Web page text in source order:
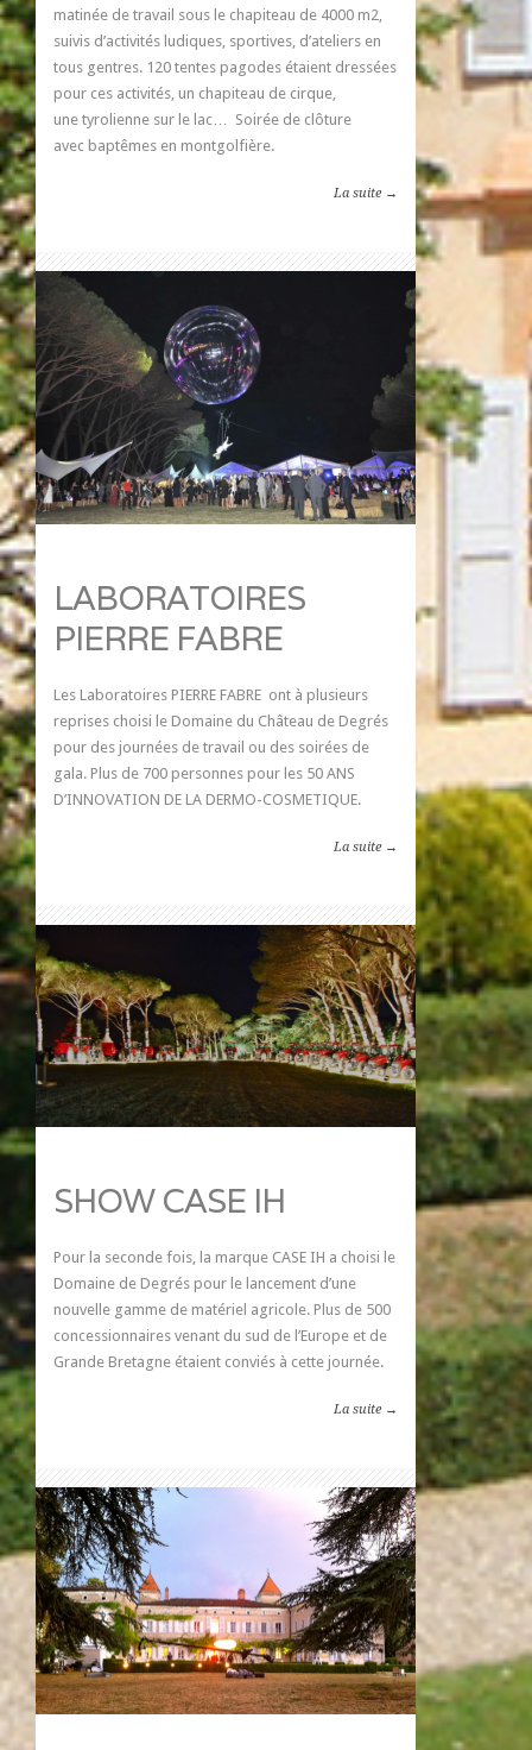
matinée de travail sous le chapiteau de 4000 m2,
suivis d’activités ludiques, sportives, d’ateliers en
tous gentres. 120 tentes pagodes étaient dressées
pour ces activités, un chapiteau de cirque,
une tyrolienne sur le lac… Soirée de clôture
avec baptêmes en montgolfière.
La suite →
LABORATOIRES
PIERRE FABRE
Les Laboratoires PIERRE FABRE ont à plusieurs
reprises choisi le Domaine du Château de Degrés
pour des journées de travail ou des soirées de
gala. Plus de 700 personnes pour les 50 ANS
D’INNOVATION DE LA DERMO-COSMETIQUE.
La suite →
SHOW CASE IH
Pour la seconde fois, la marque CASE IH a choisi le
Domaine de Degrés pour le lancement d’une
nouvelle gamme de matériel agricole. Plus de 500
concessionnaires venant du sud de l’Europe et de
Grande Bretagne étaient conviés à cette journée.
La suite →